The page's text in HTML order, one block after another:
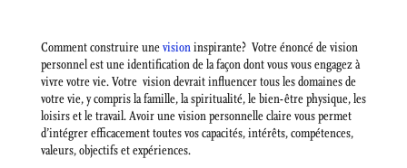
Comment construire unevisioninspirante? Votre énoncé de vision
personnel est une identification de la façon dont vous vous engagez à
vivre votre vie. Votre vision devrait influencer tous les domaines de
votre vie, y compris la famille, la spiritualité, le bien-être physique, les
loisirs et le travail. Avoir une vision personnelle claire vous permet
d’intégrer efficacement toutes vos capacités, intérêts, compétences,
valeurs, objectifs et expériences.